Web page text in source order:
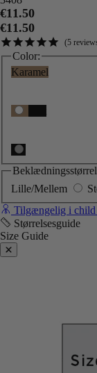
€11.50
€11.50
5
Color:
Karamel
Lille/Mellem
Tilgængelig i child
Størrelsesguide
Size Guide